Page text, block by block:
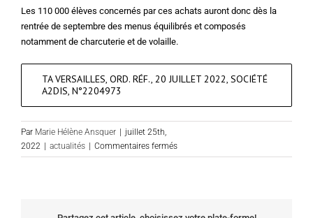
Les 110 000 élèves concernés par ces achats auront donc dès la
rentrée de septembre des menus équilibrés et composés
notamment de charcuterie et de volaille.
TA VERSAILLES, ORD. RÉF., 20 JUILLET 2022, SOCIÉTÉ
A2DIS, N°2204973
Par Marie Hélène Ansquer | juillet 25th,
2022 | actualités | Commentaires ferméssur
Marché
l’exécution